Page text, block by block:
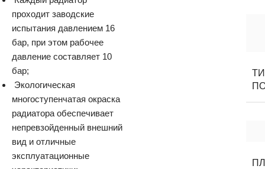
проходит заводские
испытания давлением 16
бар, при этом рабочее
давление составляет 10
бар;
Экологическая
многоступенчатая окраска
радиатора обеспечивает
непревзойденный внешний
вид и отличные
эксплуатационные